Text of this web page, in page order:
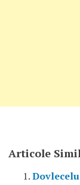
Articole